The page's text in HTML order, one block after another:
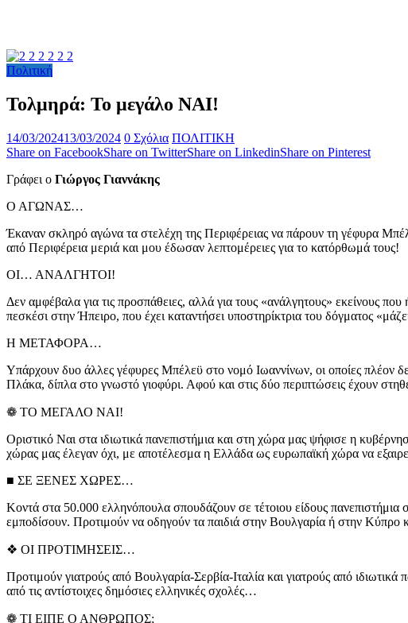
Πολιτική
Τολμηρά: Το μεγάλο ΝΑΙ!
14/03/202413/03/2024 0 Σχόλια ΠΟΛΙΤΙΚΗ
Share on FacebookShare on TwitterShare on LinkedinShare on Pinterest
Γράφει ο Γιώργος Γιαννάκης
Ο ΑΓΩΝΑΣ…
Έκαναν σκληρό αγώνα τα στελέχη της Περιφέρειας να πάρουν τη γέφυρα
από Περιφέρεια μεριά και μου έδωσαν λεπτομέρειες για το κατόρθωμά τους!
ΟΙ… ΑΝΑΛΓΗΤΟΙ!
Δεν αμφέβαλα για τις προσπάθειες, αλλά για τους «ανάλγητους» εκείνους
πεσκέσι στην Ήπειρο, που έχει καταντήσει υποστηρίκτρια του δόγματος
Η ΜΕΤΑΦΟΡΑ…
Υπάρχουν δυο άλλες γέφυρες Μπέλεϋ στο νομό Ιωαννίνων, οι οποίες πλέον
Πλάκα, δίπλα στο γνωστό γιοφύρι. Αφού και στις δύο περιπτώσεις έχουν
❁ ΤΟ ΜΕΓΑΛΟ ΝΑΙ!
Οριστικό Ναι στα ιδιωτικά πανεπιστήμια και στη χώρα μας ψήφισε η
χώρας μας έλεγαν όχι, με αποτέλεσμα η Ελλάδα ως ευρωπαϊκή χώρα να
■ ΣΕ ΞΕΝΕΣ ΧΩΡΕΣ…
Κοντά στα 50.000 ελληνόπουλα σπουδάζουν σε τέτοιου είδους πανεπιστήμια
εμποδίσουν. Προτιμούν να οδηγούν τα παιδιά στην Βουλγαρία ή στην Κύπρο
❖ ΟΙ ΠΡΟΤΙΜΗΣΕΙΣ…
Προτιμούν γιατρούς από Βουλγαρία-Σερβία-Ιταλία και γιατρούς από
από τις αντίστοιχες δημόσιες ελληνικές σχολές…
❁ ΤΙ ΕΙΠΕ Ο ΑΝΘΡΩΠΟΣ;